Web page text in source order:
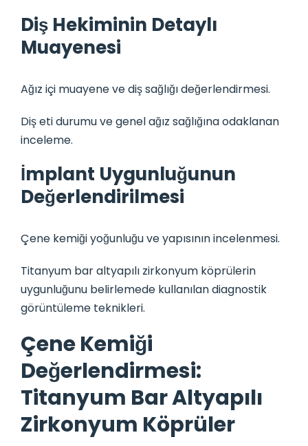
Diş Hekiminin Detaylı
Muayenesi
Ağız içi muayene ve diş sağlığı değerlendirmesi.
Diş eti durumu ve genel ağız sağlığına odaklanan
inceleme.
İmplant Uygunluğunun
Değerlendirilmesi
Çene kemiği yoğunluğu ve yapısının incelenmesi.
Titanyum bar altyapılı zirkonyum köprülerin
uygunluğunu belirlemede kullanılan diagnostik
görüntüleme teknikleri.
Çene Kemiği
Değerlendirmesi:
Titanyum Bar Altyapılı
Zirkonyum Köprüler